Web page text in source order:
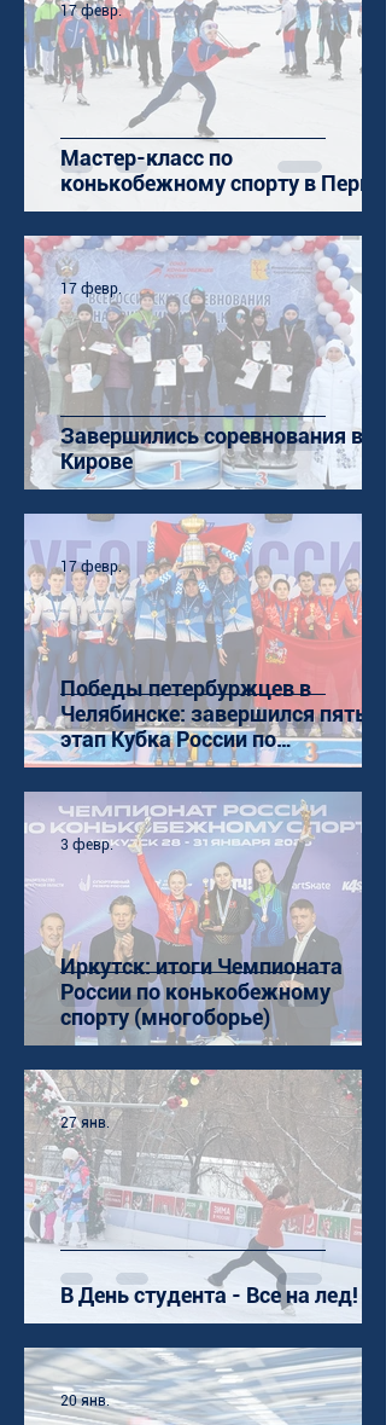
Мастер-класс по
конькобежному спорту в Перми
17 февр.
Завершились соревнования в
Кирове
17 февр.
Победы петербуржцев в
Челябинске: завершился пятый
этап Кубка России по
конькобежному спорту (ШТ)
17 февр.
Иркутск: итоги Чемпионата
России по конькобежному
спорту (многоборье)
3 февр.
В День студента - Все на лед!
27 янв.
20 янв.